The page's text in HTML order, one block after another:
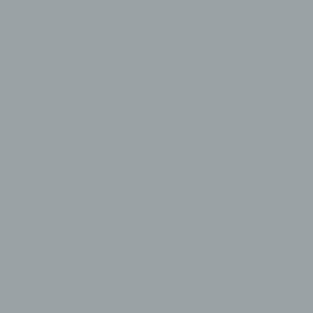
persönliche Aspekte, die sich auf eine natürliche Person
zu bewerten, insbesondere, um Aspekte bezüglich